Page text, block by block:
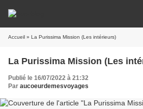
Accueil » La Purissima Mission (Les intérieurs)
La Purissima Mission (Les
Publié le 16/07/2022 à 21:32
Par aucoeurdemesvoyages